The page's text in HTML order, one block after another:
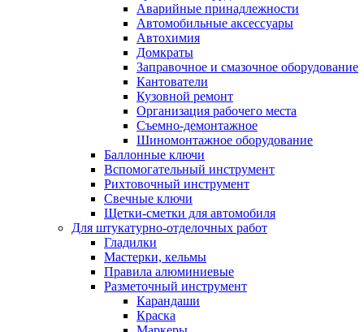
Аварийные принадлежности
Автомобильные аксессуары
Автохимия
Домкраты
Заправочное и смазочное оборудование
Кантователи
Кузовной ремонт
Организация рабочего места
Съемно-демонтажное
Шиномонтажное оборудование
Баллонные ключи
Вспомогательный инструмент
Рихтовочный инструмент
Свечные ключи
Щетки-сметки для автомобиля
Для штукатурно-отделочных работ
Гладилки
Мастерки, кельмы
Правила алюминиевые
Разметочный инструмент
Карандаши
Краска